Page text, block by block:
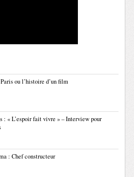
ou l’histoire d’un film
: « L’espoir fait vivre » – Interview pour
: Chef constructeur